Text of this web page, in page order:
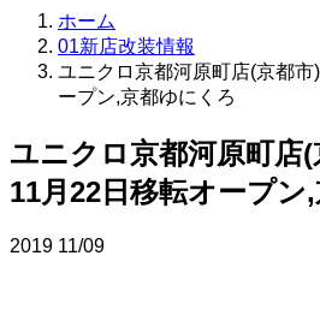
ホーム
01新店改装情報
ユニクロ京都河原町店(京都
ープン,京都ゆにくろ
ユニクロ京都河原町店
11月22日移転オープン
2019 11/09